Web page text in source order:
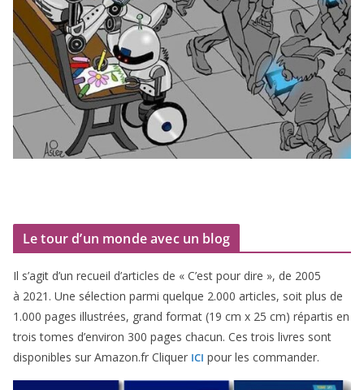
Le tour d’un monde avec un blog
Il s’agit d’un recueil d’ar­ticles de « C’est pour dire », de 2005
à 2021 . Une sélec­tion par­mi quelque 2.000 articles, soit plus de
1 .000 pages illus­trées, grand for­mat (19 cm x 25 cm) répar­tis en
trois tomes d’environ 300 pages cha­cun. Ces trois livres sont
dis­po­nibles sur Amazon​.fr Cliquer ICI pour les commander.